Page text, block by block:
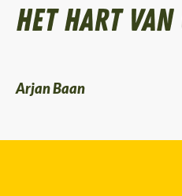
Het hart
Arjan Baan